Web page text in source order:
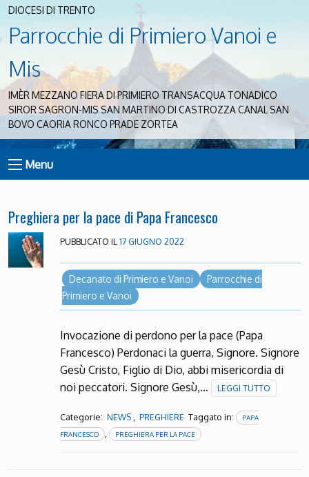
DIOCESI DI TRENTO
Parrocchie di Primiero Vanoi e
Mis
IMÈR MEZZANO FIERA DI PRIMIERO TRANSACQUA TONADICO
SIROR SAGRON-MIS SAN MARTINO DI CASTROZZA CANAL SAN
BOVO CAORIA RONCO PRADE ZORTEA
Menu
Preghiera per la pace di Papa Francesco
PUBBLICATO IL 17 GIUGNO 2022
Decanato di Primiero e Vanoi
Parrocchie di
Primiero e Vanoi
Invocazione di perdono per la pace (Papa
Francesco) Perdonaci la guerra, Signore. Signore
Gesù Cristo, Figlio di Dio, abbi misericordia di
noi peccatori. Signore Gesù,…
LEGGI TUTTO
Categorie: NEWS , PREGHIERE Taggato in:
PAPA
FRANCESCO
, PREGHIERA PER LA PACE